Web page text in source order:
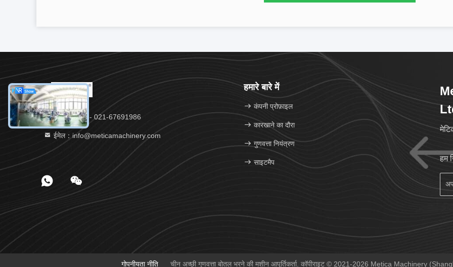
टेलीफोन：86- 021-67691986
ईमेल：info@meticamachinery.com
हमारे बारे में
कंपनी प्रोफ़ाइल
कारखाने का दौरा
गुणवत्ता नियंत्रण
साइटमैप हम
गोपनीयता नीति चीन अच्छी गुणवत्ता बोतल भरने की मशीन आपूर्तिकर्ता. कॉपीराइट © 2021-2026 Metica Machinery